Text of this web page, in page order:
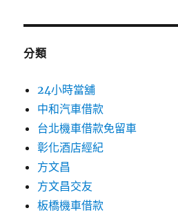
分類
24小時當舖
中和汽車借款
台北機車借款免留車
彰化酒店經紀
方文昌
方文昌交友
板橋機車借款